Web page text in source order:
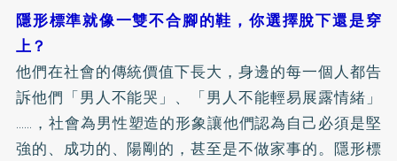
隱形標準就像一雙不合腳的鞋，你選擇脫下還是穿
上？
他們在社會的傳統價值下長大，身邊的每一個人都告
訴他們「男人不能哭」、「男人不能輕易展露情緒」
……，社會為男性塑造的形象讓他們認為自己必須是堅
強的、成功的、陽剛的，甚至是不做家事的。隱形標